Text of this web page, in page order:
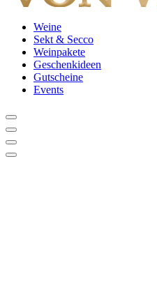
Weine
Sekt & Secco
Weinpakete
Geschenkideen
Gutscheine
Events